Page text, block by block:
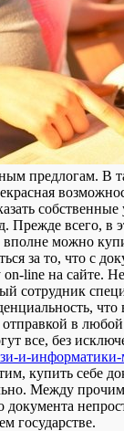
предлогам. В
Прежде всего, в
можно
за то, что с
line на сайте.
сотрудник
в
все, без
и-
купить себе
Между
документа
государстве.